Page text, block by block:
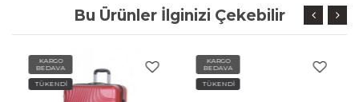
Bu Ürünler İlginizi Çekebilir
KARGO
BEDAVA
TÜKENDİ
KARGO
BEDAVA
TÜKENDİ